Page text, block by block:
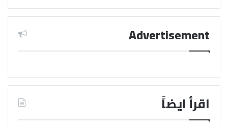
Advertisement
اقرأ ايضاً